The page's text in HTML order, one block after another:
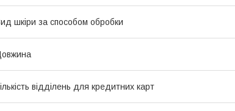
шкіри за способом обробки
відділень для кредитних карт